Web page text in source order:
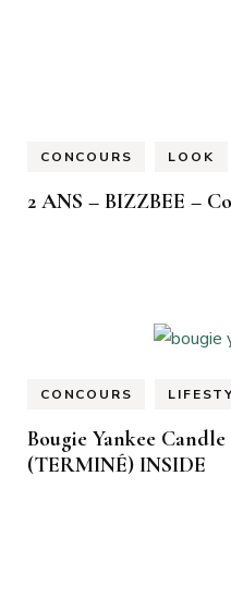
CONCOURS LOOK
2 ANS – BIZZBEE –
CONCOURS
Bougie Yankee
(TERMINÉ) INSIDE